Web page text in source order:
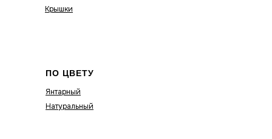
Крышки
ПО ЦВЕТУ
Янтарный
Натуральный